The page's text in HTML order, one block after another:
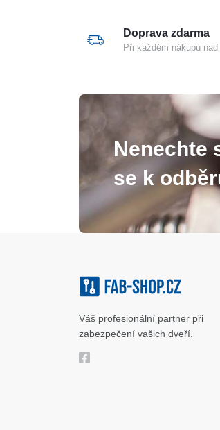
Doprava zdarma
Při každém nákupu
Nenechte
se k
Váš profesionální partner při
zabezpečení vašich dveří.